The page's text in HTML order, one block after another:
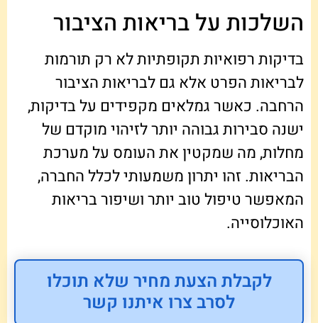
השלכות על בריאות הציבור
בדיקות רפואיות תקופתיות לא רק תורמות
לבריאות הפרט אלא גם לבריאות הציבור
הרחבה. כאשר גמלאים מקפידים על בדיקות,
ישנה סבירות גבוהה יותר לזיהוי מוקדם של
מחלות, מה שמקטין את העומס על מערכת
הבריאות. זהו יתרון משמעותי לכלל החברה,
המאפשר טיפול טוב יותר ושיפור בריאות
האוכלוסייה.
לקבלת הצעת מחיר שלא תוכלו
לסרב צרו איתנו קשר